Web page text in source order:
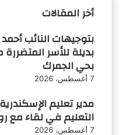
أخر المقالات
بديلة للأسر
بحي الجمرك
7 أغسطس، 2026
مدير تعليم
التعليم في لقاء مع
7 أغسطس، 2026